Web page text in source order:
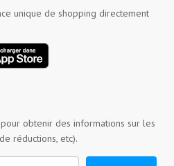
unique de shopping directement
obtenir des informations sur les
réductions, etc).